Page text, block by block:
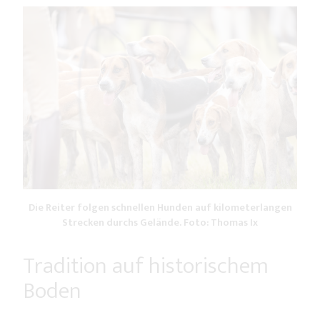
Die Reiter folgen schnellen Hunden auf kilometerlangen
Strecken durchs Gelände. Foto: Thomas Ix
Tradition auf historischem
Boden